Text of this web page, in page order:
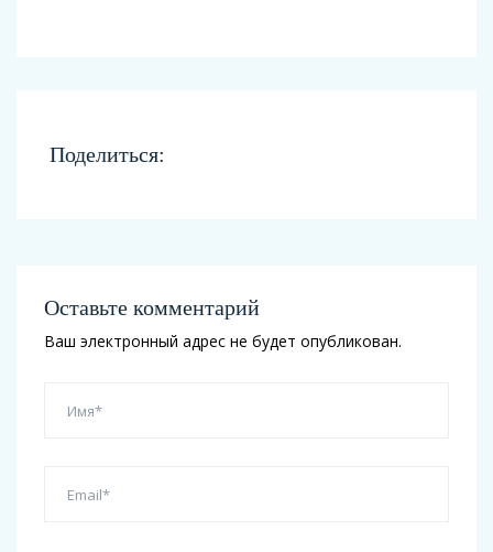
Поделиться:
Оставьте комментарий
Ваш электронный адрес не будет опубликован.